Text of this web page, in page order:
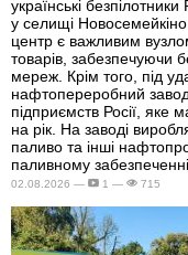
українські
у селищі
центр є важливим
товарів, забезпечуючи
мереж. Крім того, під
нафтопереробний
підприємств Росії, яке
на рік. На заводі
паливо та інші
паливному забезпеченні
02.08.2026 — 1 — 715